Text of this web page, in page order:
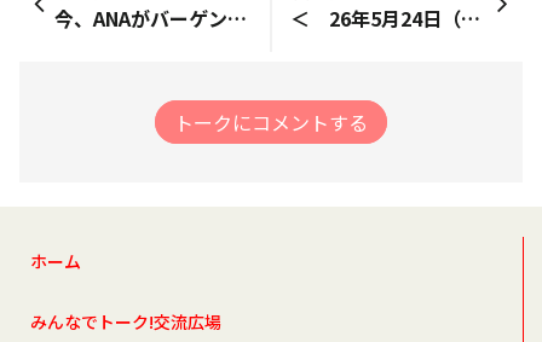
今、ANAがバーゲンセールをやってるので調べてみたら、約20万円でした。私が3月に予約したときは約14万円、サーチャージの値上げは大きいですね。
＜ 26年5月24日（日）15:00~ ホノルルマラソンOHANA練習会＆懇親会＠代々木公園周辺 ＞ ・ おはようございます。。ホノルルマラソンOHANAの「ひで」です。 ・ 毎月第4日曜日に開催しています練習会＆懇親会。5月は来週の日曜日、代々木公園周辺で開催します😊✨ ーーーーー ーーーーー ▼【東京】5月24日（日） 15:00~：練習会＠代々木公園 ※「Runtrip BASE YOYOGI PARK」に15:00集合 https://base.runtrip.jp/#access](https://base.runtrip.jp/#access 18:00~：懇親会＠Tiki's Tokyo https://www.tikis.jp/access](https://www.tikis.jp/access ーーーーー ーーーーー ※その他の練習会＆懇親会の詳細は、下記URLを参照 https://ohana.honolulumarathon.jp/chats/pwytisgpryzbcdrp ・ 参加希望の方は、コメントを頂けますと助かります！ ・ また、初参加の方も、出来る限り私がフォローさせていただきますので、気兼ねなく参加してください。ちなみに、ランが難しい方は、ウォーキングも用意していますのでご安心をー🙆‍♂️🆗 ・ ホノルルマラソン2026まで、残り7か月。本番までの期間を、月イチの練習会＆懇親会で楽しく過ごせればと思います😊🌺 ※写真は、昨年25年5月に開催されました練習会＆懇親会の模様です。
トークにコメントする
ホーム
みんなでトーク!交流広場